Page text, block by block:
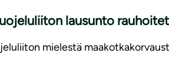
lausunto
mielestä